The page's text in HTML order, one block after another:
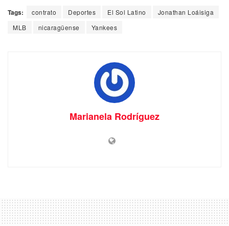
Tags: contrato Deportes El Sol Latino
Jonathan Loáisiga
MLB
nicaragüense Yankees
Marianela Rodríguez